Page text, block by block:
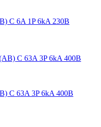
C 6A 1P 6kA 230В
C 63A 3P 6kA 400В